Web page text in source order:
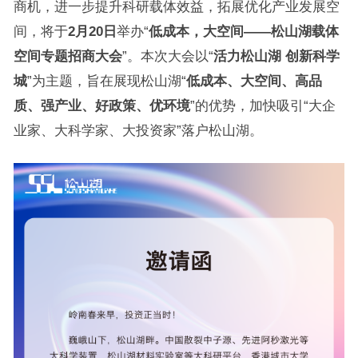
商机，进一步提升科研载体效益，拓展优化产业发展空
间，将于2月20日 举办“低成本，大空间——松山湖载体
空间专题招商大会”。本次大会以“活力松山湖 创新科学
城”为主题，旨在展现松山湖“低成本、大空间、高品
质、强产业、好政策、优环境”的优势，加快吸引“大企
业家、大科学家、大投资家”落户松山湖。